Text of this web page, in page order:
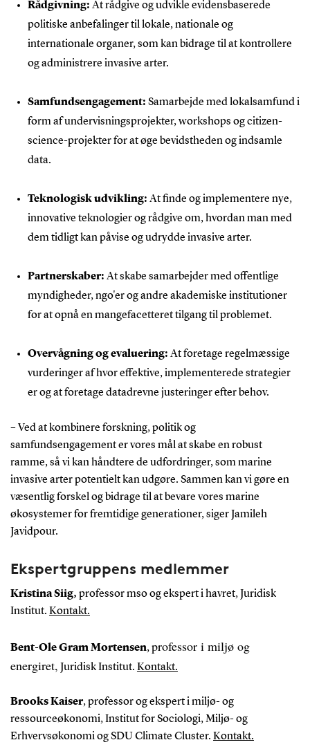
Rådgivning: At rådgive og udvikle evidensbaserede
politiske anbefalinger til lokale, nationale og
internationale organer, som kan bidrage til at kontrollere
og administrere invasive arter.
Samfundsengagement: Samarbejde med lokalsamfund i
form af undervisningsprojekter, workshops og citizen-
science-projekter for at øge bevidstheden og indsamle
data.
Teknologisk udvikling: At finde og implementere nye,
innovative teknologier og rådgive om, hvordan man med
dem tidligt kan påvise og udrydde invasive arter.
Partnerskaber: At skabe samarbejder med offentlige
myndigheder, ngo'er og andre akademiske institutioner
for at opnå en mangefacetteret tilgang til problemet.
Overvågning og evaluering: At foretage regelmæssige
vurderinger af hvor effektive, implementerede strategier
er og at foretage datadrevne justeringer efter behov.
– Ved at kombinere forskning, politik og
samfundsengagement er vores mål at skabe en robust
ramme, så vi kan håndtere de udfordringer, som marine
invasive arter potentielt kan udgøre. Sammen kan vi gøre en
væsentlig forskel og bidrage til at bevare vores marine
økosystemer for fremtidige generationer, siger Jamileh
Javidpour.
Ekspertgruppens medlemmer
Kristina Siig, professor mso og ekspert i havret, Juridisk
Institut. Kontakt.
Bent-Ole Gram Mortensen,professor i miljø og
energiret, Juridisk Institut. Kontakt.
Brooks Kaiser, professor og ekspert i miljø- og
ressourceøkonomi, Institut for Sociologi, Miljø- og
Erhvervsøkonomi og SDU Climate Cluster. Kontakt.